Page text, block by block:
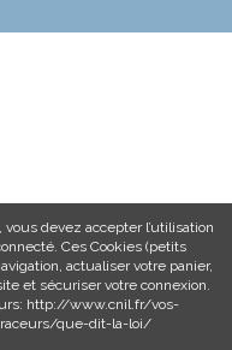
devez accepter l’utilisation
Ces Cookies (petits
actualiser votre panier,
et sécuriser votre connexion.
http://www.cnil.fr/vos-
que-dit-la-loi/